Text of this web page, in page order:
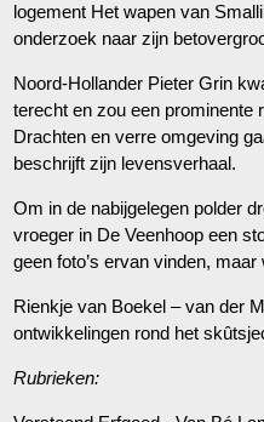
logement Het wapen van
onderzoek naar zijn
Noord-Hollander Pieter Grin
terecht en zou een prominente
Drachten en verre omgeving
beschrijft zijn levensverhaal.
Om in de nabijgelegen polder
vroeger in De Veenhoop een
geen foto’s ervan vinden,
Rienkje van Boekel – van der
ontwikkelingen rond het
Rubrieken: